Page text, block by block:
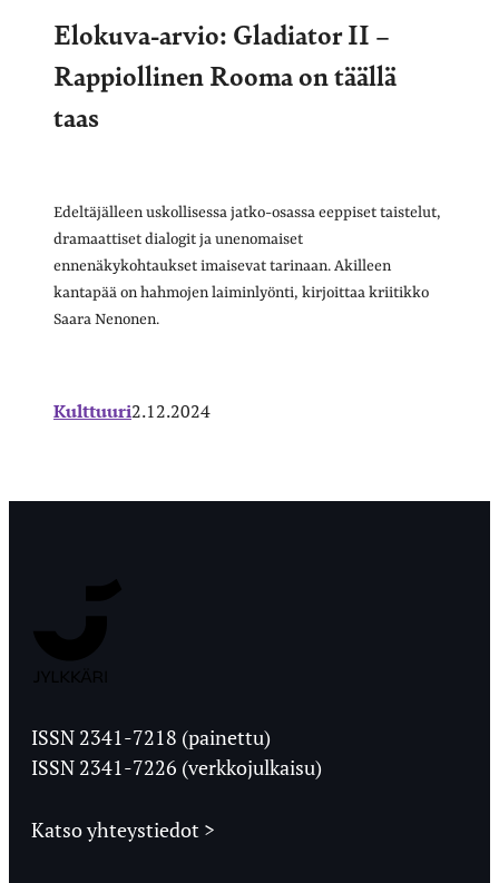
Elokuva-arvio: Gladiator II –
Rappiollinen Rooma on täällä
taas
Edeltäjälleen uskollisessa jatko-osassa eeppiset taistelut,
dramaattiset dialogit ja unenomaiset
ennenäkykohtaukset imaisevat tarinaan. Akilleen
kantapää on hahmojen laiminlyönti, kirjoittaa kriitikko
Saara Nenonen.
Kulttuuri2.12.2024
Ylioppilaslehti
ISSN 2341-7218 (painettu)
ISSN 2341-7226 (verkkojulkaisu)
Katso yhteystiedot >